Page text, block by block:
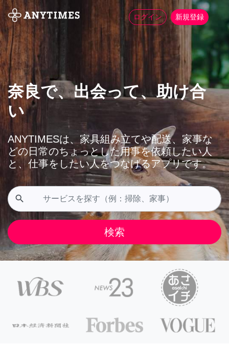
ログイン 新規登録
奈良で、出会って、助け合
い
ANYTIMESは、家具組み立てや配送、家事な
どの日常のちょっとした用事を依頼したい人
と、仕事をしたい人をつなげるアプリです。
search